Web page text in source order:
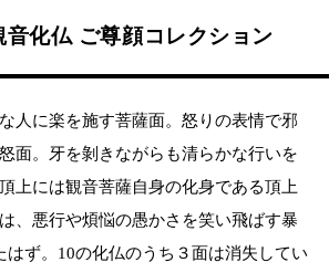
化仏 ご尊顔コレクション
人に楽を施す菩薩面。怒りの表情で邪
面。牙を剝きながらも清らかな行いを
上には観音菩薩自身の化身である頂上
、悪行や煩悩の愚かさを笑い飛ばす暴
はず。10の化仏のうち３面は消失してい